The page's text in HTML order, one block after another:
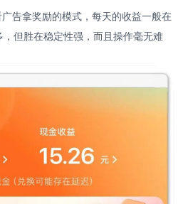
告拿奖励的模式，每天的收益一般在
但胜在稳定性强，而且操作毫无难